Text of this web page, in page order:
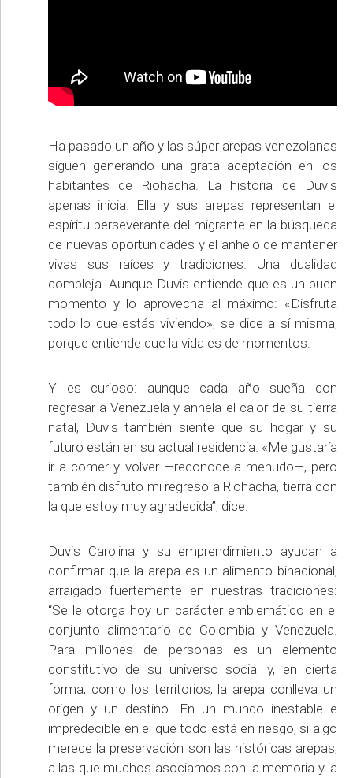
Ha pasado un año y las súper arepas venezolanas
siguen generando una grata aceptación en los
habitantes de Riohacha. La historia de Duvis
apenas inicia. Ella y sus arepas representan el
espíritu perseverante del migrante en la búsqueda
de nuevas oportunidades y el anhelo de mantener
vivas sus raíces y tradiciones. Una dualidad
compleja. Aunque Duvis entiende que es un buen
momento y lo aprovecha al máximo: «Disfruta
todo lo que estás viviendo», se dice a sí misma,
porque entiende que la vida es de momentos.
Y es curioso: aunque cada año sueña con
regresar a Venezuela y anhela el calor de su tierra
natal, Duvis también siente que su hogar y su
futuro están en su actual residencia. «Me gustaría
ir a comer y volver —reconoce a menudo—, pero
también disfruto mi regreso a Riohacha, tierra con
la que estoy muy agradecida”, dice.
Duvis Carolina y su emprendimiento ayudan a
confirmar que la arepa es un alimento binacional,
arraigado fuertemente en nuestras tradiciones:
“Se le otorga hoy un carácter emblemático en el
conjunto alimentario de Colombia y Venezuela.
Para millones de personas es un elemento
constitutivo de su universo social y, en cierta
forma, como los territorios, la arepa conlleva un
origen y un destino. En un mundo inestable e
impredecible en el que todo está en riesgo, si algo
merece la preservación son las históricas arepas,
a las que muchos asociamos con la memoria y la